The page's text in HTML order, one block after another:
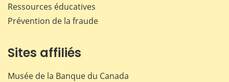
Ressources éducatives
Prévention de la fraude
Sites affiliés
Musée de la Banque du Canada